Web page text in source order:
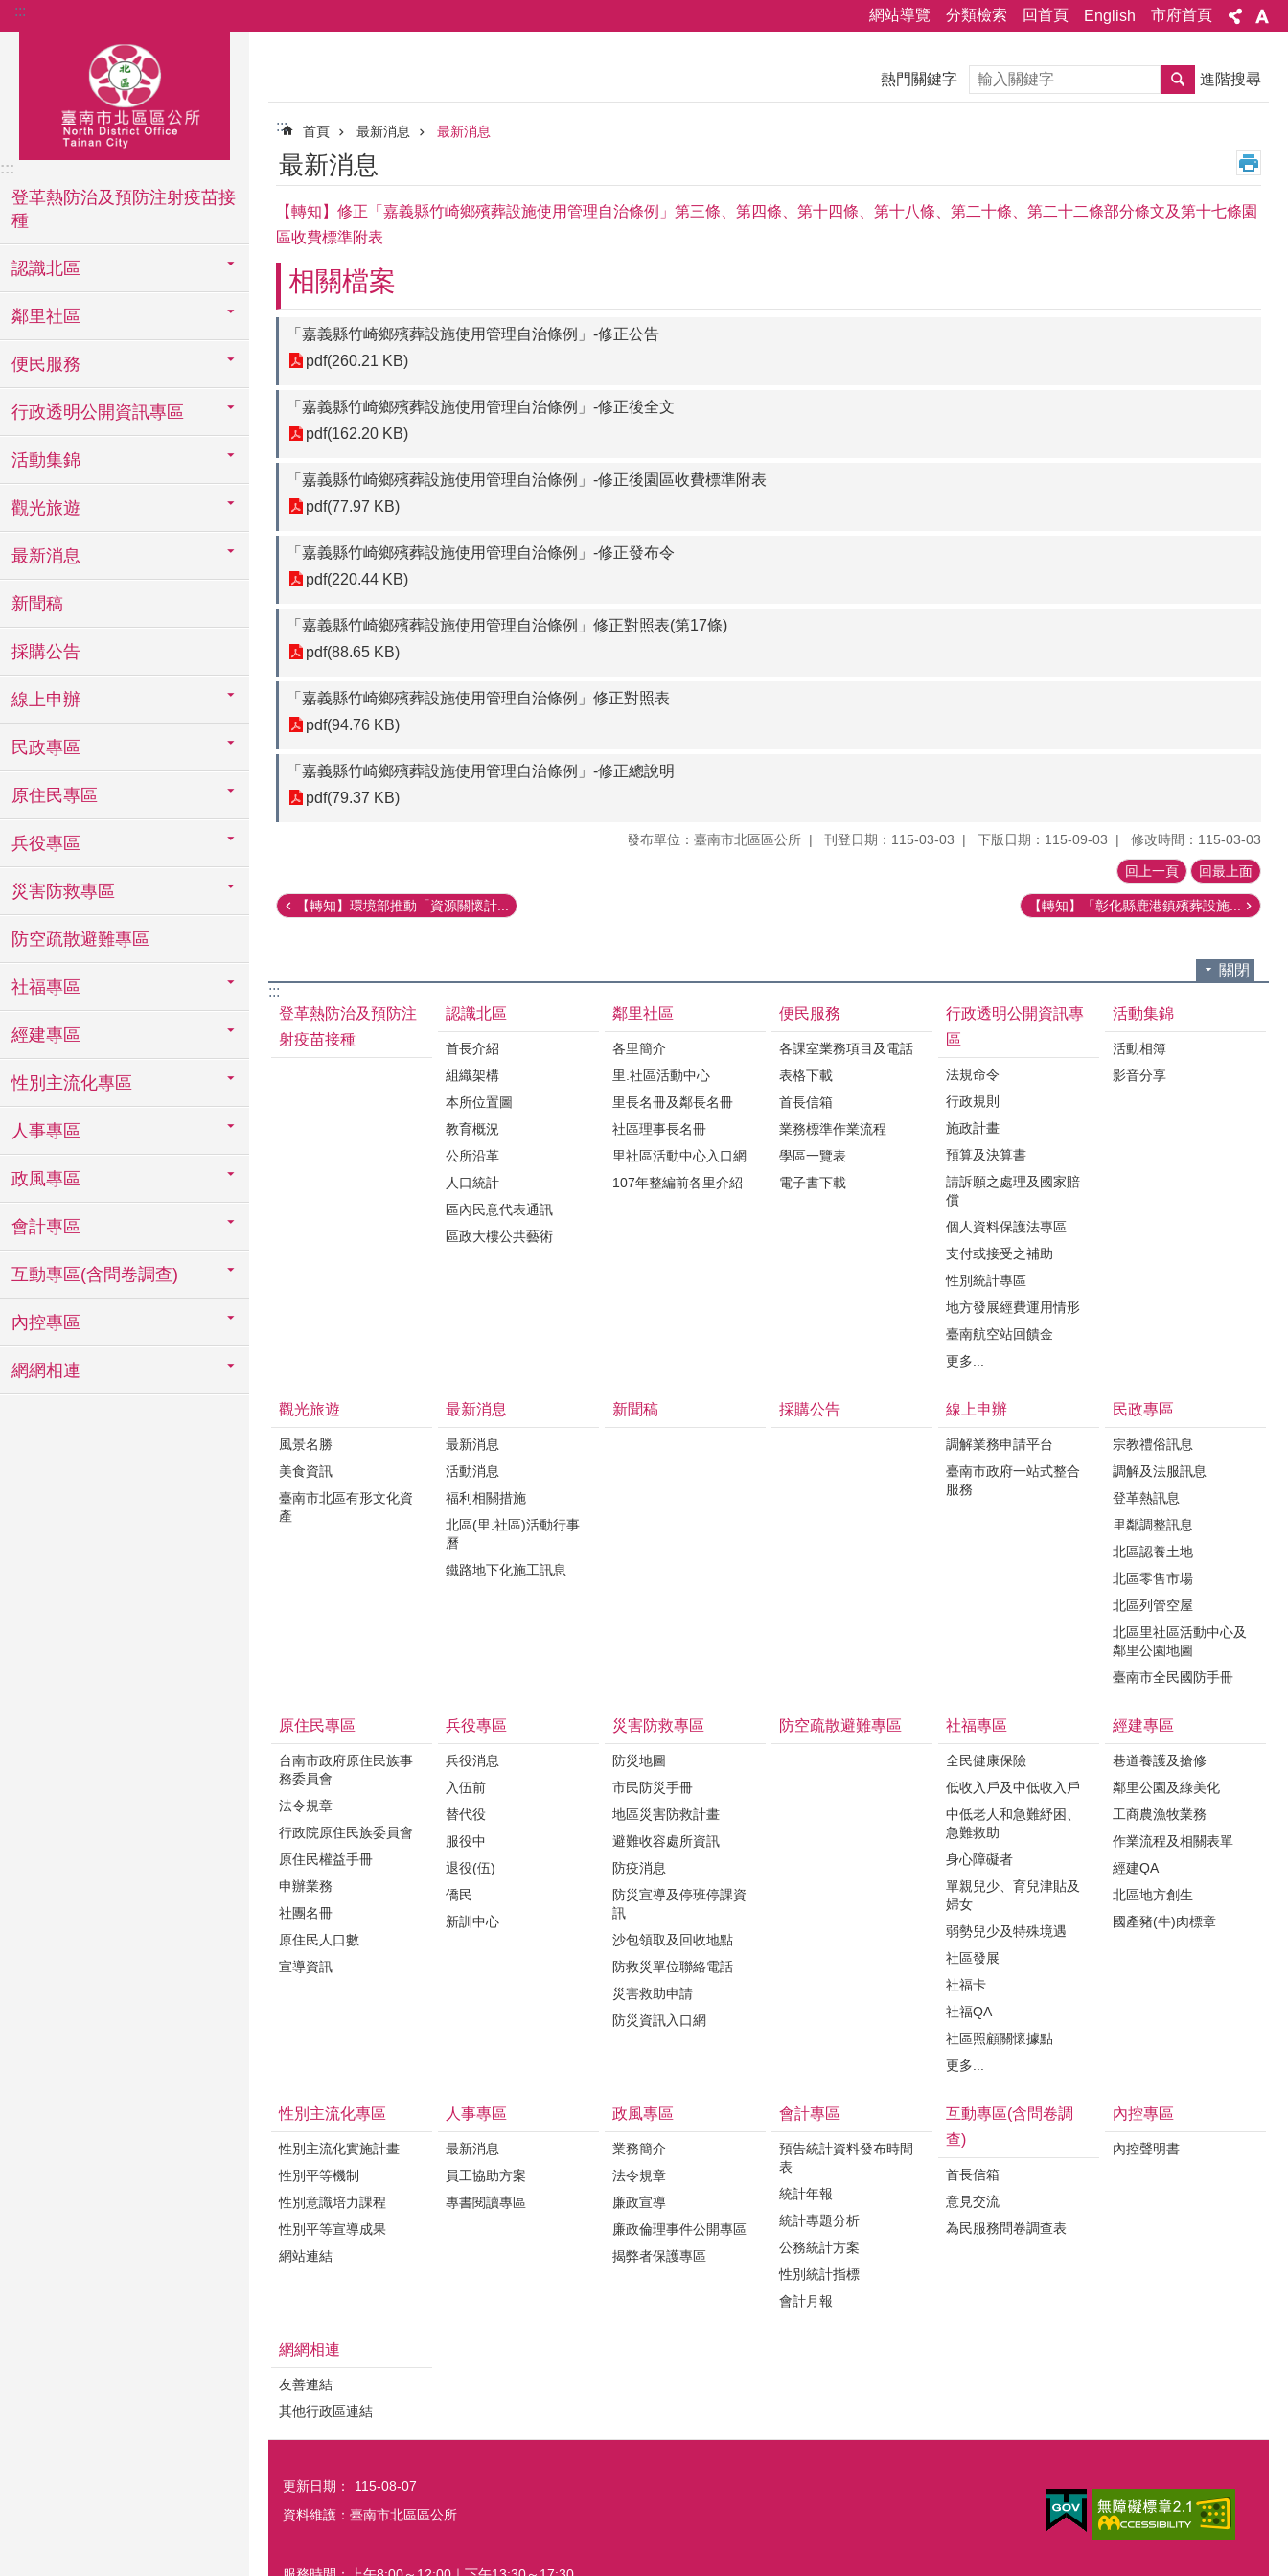
跳到主要內容區塊
::: 網站導覽 分類檢索 回首頁 English 市府首頁
:::
登革熱防治及預防注射疫苗接
種
認識北區
鄰里社區
便民服務
行政透明公開資訊專區
活動集錦
觀光旅遊
最新消息
新聞稿
採購公告
線上申辦
民政專區
原住民專區
兵役專區
災害防救專區
防空疏散避難專區
社福專區
經建專區
性別主流化專區
人事專區
政風專區
會計專區
互動專區(含問卷調查)
內控專區
網網相連
熱門關鍵字 搜尋 進階搜尋
::: 首頁 最新消息 最新消息
最新消息
【轉知】修正「嘉義縣竹崎鄉殯葬設施使用管理自治條例」第三條、第四條、第十四條、第十八條、第二十條、第二十二條部分條文及第十七條園
區收費標準附表
相關檔案
「嘉義縣竹崎鄉殯葬設施使用管理自治條例」-修正公告
pdf(260.21 KB)
「嘉義縣竹崎鄉殯葬設施使用管理自治條例」-修正後全文
pdf(162.20 KB)
「嘉義縣竹崎鄉殯葬設施使用管理自治條例」-修正後園區收費標準附表
pdf(77.97 KB)
「嘉義縣竹崎鄉殯葬設施使用管理自治條例」-修正發布令
pdf(220.44 KB)
「嘉義縣竹崎鄉殯葬設施使用管理自治條例」修正對照表(第17條)
pdf(88.65 KB)
「嘉義縣竹崎鄉殯葬設施使用管理自治條例」修正對照表
pdf(94.76 KB)
「嘉義縣竹崎鄉殯葬設施使用管理自治條例」-修正總說明
pdf(79.37 KB)
發布單位：臺南市北區區公所 刊登日期：115-03-03 下版日期：115-09-03 修改時間：115-03-03
回上一頁 回最上面
【轉知】環境部推動「資源關懷計... 【轉知】「彰化縣鹿港鎮殯葬設施...
關閉
:::
登革熱防治及預防注
射疫苗接種
認識北區
首長介紹
組織架構
本所位置圖
教育概況
公所沿革
人口統計
區內民意代表通訊
區政大樓公共藝術
鄰里社區
各里簡介
里.社區活動中心
里長名冊及鄰長名冊
社區理事長名冊
里社區活動中心入口網
107年整編前各里介紹
便民服務
各課室業務項目及電話
表格下載
首長信箱
業務標準作業流程
學區一覽表
電子書下載
行政透明公開資訊專
區
法規命令
行政規則
施政計畫
預算及決算書
請訴願之處理及國家賠
償
個人資料保護法專區
支付或接受之補助
性別統計專區
地方發展經費運用情形
臺南航空站回饋金
更多...
活動集錦
活動相簿
影音分享
觀光旅遊
風景名勝
美食資訊
臺南市北區有形文化資
產
最新消息
最新消息
活動消息
福利相關措施
北區(里.社區)活動行事
曆
鐵路地下化施工訊息
新聞稿 採購公告 線上申辦
調解業務申請平台
臺南市政府一站式整合
服務
民政專區
宗教禮俗訊息
調解及法服訊息
登革熱訊息
里鄰調整訊息
北區認養土地
北區零售市場
北區列管空屋
北區里社區活動中心及
鄰里公園地圖
臺南市全民國防手冊
原住民專區
台南市政府原住民族事
務委員會
法令規章
行政院原住民族委員會
原住民權益手冊
申辦業務
社團名冊
原住民人口數
宣導資訊
兵役專區
兵役消息
入伍前
替代役
服役中
退役(伍)
僑民
新訓中心
災害防救專區
防災地圖
市民防災手冊
地區災害防救計畫
避難收容處所資訊
防疫消息
防災宣導及停班停課資
訊
沙包領取及回收地點
防救災單位聯絡電話
災害救助申請
防災資訊入口網
防空疏散避難專區 社福專區
全民健康保險
低收入戶及中低收入戶
中低老人和急難紓困、
急難救助
身心障礙者
單親兒少、育兒津貼及
婦女
弱勢兒少及特殊境遇
社區發展
社福卡
社福QA
社區照顧關懷據點
更多...
經建專區
巷道養護及搶修
鄰里公園及綠美化
工商農漁牧業務
作業流程及相關表單
經建QA
北區地方創生
國產豬(牛)肉標章
性別主流化專區
性別主流化實施計畫
性別平等機制
性別意識培力課程
性別平等宣導成果
網站連結
人事專區
最新消息
員工協助方案
專書閱讀專區
政風專區
業務簡介
法令規章
廉政宣導
廉政倫理事件公開專區
揭弊者保護專區
會計專區
預告統計資料發布時間
表
統計年報
統計專題分析
公務統計方案
性別統計指標
會計月報
互動專區(含問卷調
查)
首長信箱
意見交流
為民服務問卷調查表
內控專區
內控聲明書
網網相連
友善連結
其他行政區連結
更新日期：
115-08-07
資料維護：臺南市北區區公所